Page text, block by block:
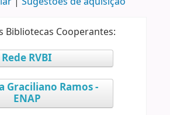
Bibliotecas Cooperantes:
Rede RVBI
Graciliano Ramos -
ENAP